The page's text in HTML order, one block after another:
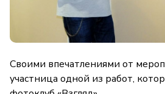
Своими впечатлениями от
участница одной из работ,